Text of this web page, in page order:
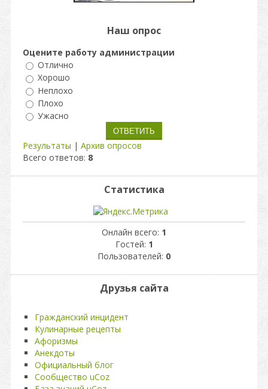
Наш опрос
Оцените работу администрации
Отлично
Хорошо
Неплохо
Плохо
Ужасно
Результаты | Архив опросов
Всего ответов: 8
Статистика
Онлайн всего: 1
Гостей: 1
Пользователей: 0
Друзья сайта
Гражданский инцидент
Кулинарные рецепты
Афоризмы
Анекдоты
Официальный блог
Сообщество uCoz